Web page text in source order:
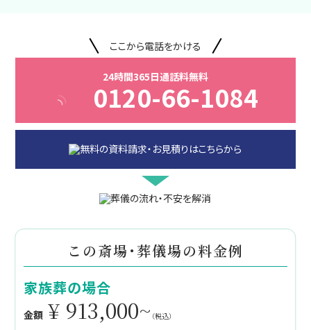
ここから電話をかける
24時間365日通話料無料
0120-66-1084
この斎場・葬儀場の料金例
家族葬の場合
金額 ¥ 913,000~ （税込）